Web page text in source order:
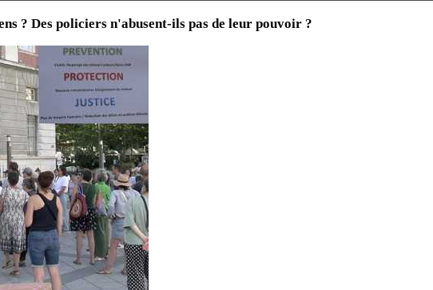
? Des policiers n'abusent-ils pas de leur pouvoir ?